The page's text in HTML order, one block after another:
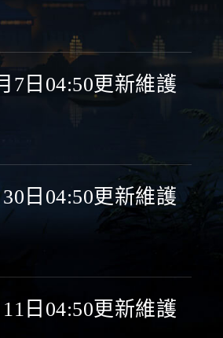
7日04:50更新維護
日04:50更新維護
日04:50更新維護